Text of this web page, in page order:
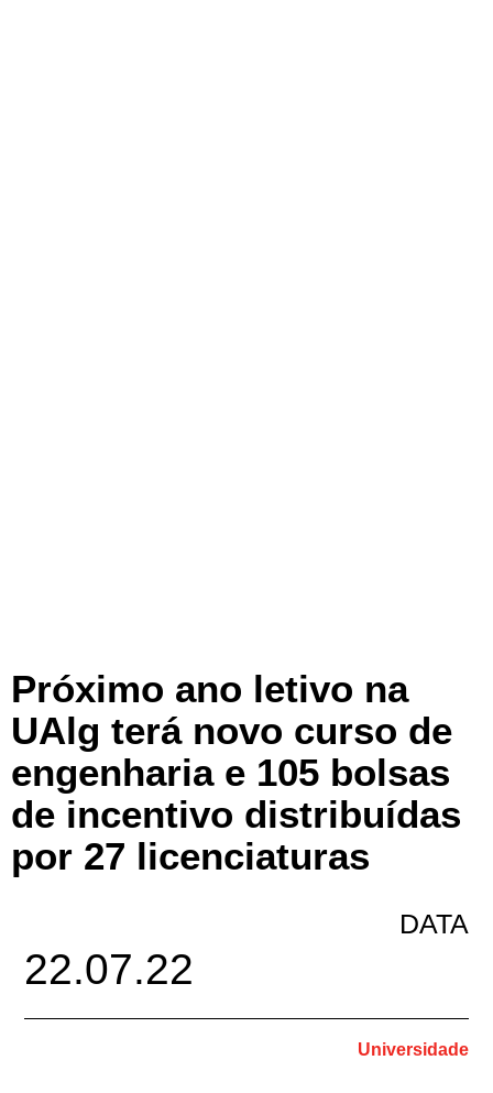
Próximo ano letivo na
UAlg terá novo curso de
engenharia e 105 bolsas
de incentivo distribuídas
por 27 licenciaturas
DATA
22.07.22
Universidade